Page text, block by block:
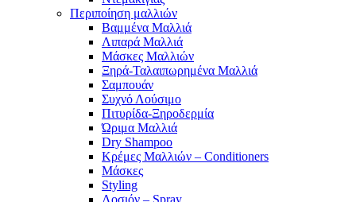
Περιποίηση μαλλιών
Βαμμένα Μαλλιά
Λιπαρά Μαλλιά
Μάσκες Μαλλιών
Ξηρά-Ταλαιπωρημένα Μαλλιά
Σαμπουάν
Συχνό Λούσιμο
Πιτυρίδα-Ξηροδερμία
Ώριμα Μαλλιά
Dry Shampoo
Κρέμες Μαλλιών – Conditioners
Μάσκες
Styling